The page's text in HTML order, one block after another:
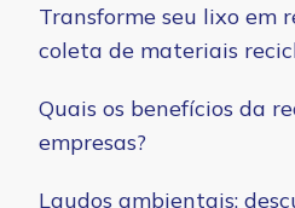
Transforme seu lixo em
coleta de materiais
Quais os benefícios da
empresas?
Laudos ambientais: